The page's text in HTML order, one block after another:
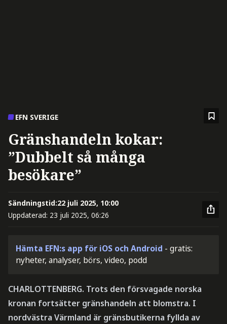
EFN SVERIGE
Gränshandeln kokar:
”Dubbelt så många
besökare”
Sändningstid:22 juli 2025, 10:00
Uppdaterad: 23 juli 2025, 06:26
Hämta EFN:s app för iOS och Android - gratis:
nyheter, analyser, börs, video, podd
CHARLOTTENBERG. Trots den försvagade norska
kronan fortsätter gränshandeln att blomstra. I
nordvästra Värmland är gränsbutikerna fyllda av